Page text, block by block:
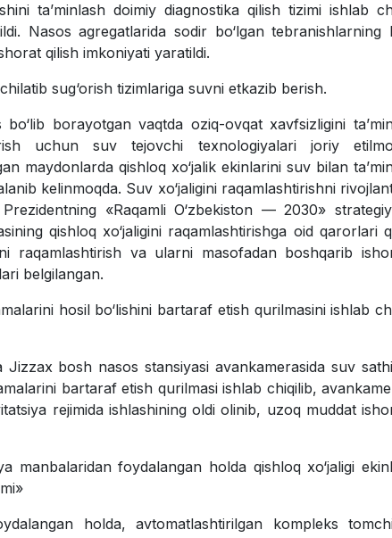
ta’minlash doimiy diagnostika qilish tizimi ishlab
Nasos agregatlarida sodir bo‘lgan tebranishlarning
qilish imkoniyati yaratildi.
sug‘orish tizimlariga suvni еtkazib berish.
borayotgan vaqtda oziq-ovqat xavfsizligini
uchun suv tejovchi texnologiyalari joriy
maydonlarda qishloq xo‘jalik ekinlarini suv bilan
kelinmoqda. Suv xo‘jaligini raqamlashtirishni
«Raqamli O‘zbekiston — 2030»
qishloq xo‘jaligini raqamlashtirishga oid qarorlari
raqamlashtirish va ularni masofadan boshqarib
belgilangan.
hosil bo‘lishini bartaraf etish qurilmasini ishlab
bosh nasos stansiyasi avankamerasida suv
bartaraf etish qurilmasi ishlab chiqilib,
rejimida ishlashining oldi olinib, uzoq muddat
manbalaridan foydalangan holda qishloq xo‘jaligi
holda, avtomatlashtirilgan kompleks